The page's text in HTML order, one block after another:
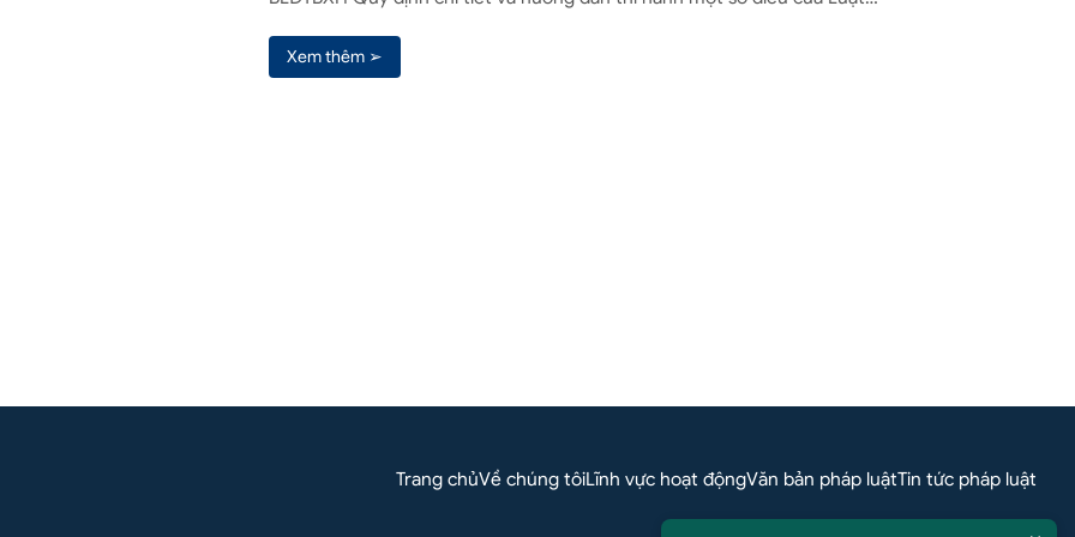
Xem thêm ➢
Trang chủVề chúng tôiLĩnh vực hoạt độngVăn bản pháp luậtTin tức pháp luật